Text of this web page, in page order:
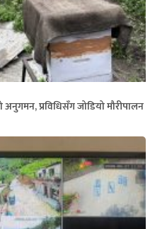
प्रविधिसँग जोडियो मौरीपालन